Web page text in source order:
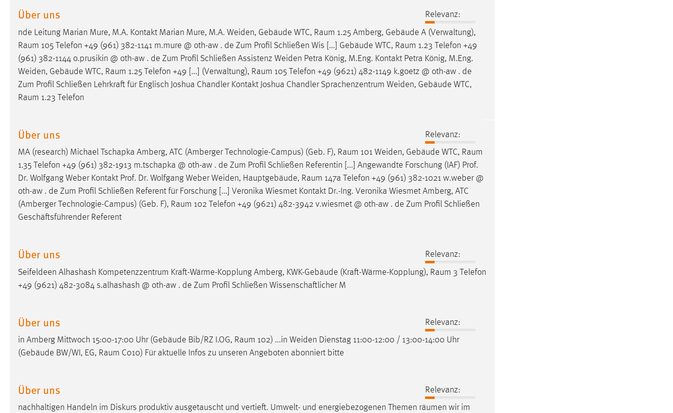
Über uns
Relevanz:
nde Leitung Marian Mure, M.A. Kontakt Marian Mure, M.A. Weiden, Gebäude WTC, Raum 1.25 Amberg, Gebäude A (Verwaltung),
Raum 105 Telefon +49 (961) 382-1141 m.mure @ oth-aw . de Zum Profil Schließen Wis [...] Gebäude WTC, Raum 1.23 Telefon +49
(961) 382-1144 o.prusikin @ oth-aw . de Zum Profil Schließen Assistenz Weiden Petra König, M.Eng. Kontakt Petra König, M.Eng.
Weiden, Gebäude WTC, Raum 1.25 Telefon +49 [...] (Verwaltung), Raum 105 Telefon +49 (9621) 482-1149 k.goetz @ oth-aw . de
Zum Profil Schließen Lehrkraft für Englisch Joshua Chandler Kontakt Joshua Chandler Sprachenzentrum Weiden, Gebäude WTC,
Raum 1.23 Telefon
Über uns
Relevanz:
MA (research) Michael Tschapka Amberg, ATC (Amberger Technologie-Campus) (Geb. F), Raum 101 Weiden, Gebäude WTC, Raum
1.35 Telefon +49 (961) 382-1913 m.tschapka @ oth-aw . de Zum Profil Schließen Referentin [...] Angewandte Forschung (IAF) Prof.
Dr. Wolfgang Weber Kontakt Prof. Dr. Wolfgang Weber Weiden, Hauptgebäude, Raum 147a Telefon +49 (961) 382-1021 w.weber @
oth-aw . de Zum Profil Schließen Referent für Forschung [...] Veronika Wiesmet Kontakt Dr.-Ing. Veronika Wiesmet Amberg, ATC
(Amberger Technologie-Campus) (Geb. F), Raum 102 Telefon +49 (9621) 482-3942 v.wiesmet @ oth-aw . de Zum Profil Schließen
Geschäftsführender Referent
Über uns
Relevanz:
Seifeldeen Alhashash Kompetenzzentrum Kraft-Wärme-Kopplung Amberg, KWK-Gebäude (Kraft-Wärme-Kopplung), Raum 3 Telefon
+49 (9621) 482-3084 s.alhashash @ oth-aw . de Zum Profil Schließen Wissenschaftlicher M
Über uns
Relevanz:
in Amberg Mittwoch 15:00-17:00 Uhr (Gebäude Bib/RZ I.OG, Raum 102) ...in Weiden Dienstag 11:00-12:00 / 13:00-14:00 Uhr
(Gebäude BW/WI, EG, Raum C010) Für aktuelle Infos zu unseren Angeboten abonniert bitte
Über uns
Relevanz:
nachhaltigen Handeln im Diskurs produktiv ausgetauscht und vertieft. Umwelt- und energiebezogenen Themen räumen wir im
Cookie Laufzeit:
Chat
Name:
MibewSessionID, MIBEW_UserID,
mibew_locale, mibew-chat-frame-style-
5e9dbeb1811c0446
Zweck:
Cookie Laufzeit:
Sitzungslaufzeit, mibew_locale = 3
Jahre, MIBEW_UserID = 1 Jahr
Login
Name:
Cookie Laufzeit:
Diese Informationen helfen uns zu verstehen, wie
unsere Besucher unsere Website nutzen.
Zweck: Zugriffsstatistik